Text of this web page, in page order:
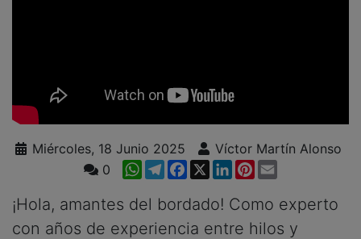
Miércoles, 18 Junio 2025
Víctor Martín Alonso
0
WhatsApp
Telegram
Facebook
X LinkedInPinterest
Email
¡Hola, amantes del bordado! Como experto
con años de experiencia entre hilos y